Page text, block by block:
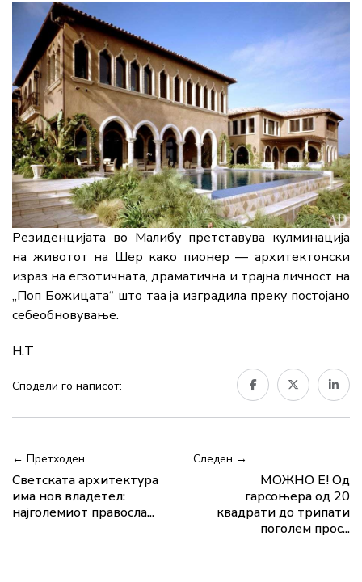
Резиденцијата во Малибу претставува кулминација
на животот на Шер како пионер — архитектонски
израз на егзотичната, драматична и трајна личност на
„Поп Божицата“ што таа ја изградила преку постојано
себеобновување.
Н.Т
Сподели го написот:
← Претходен
Светската архитектура
има нов владетел:
најголемиот правосла...
Следен →
МОЖНО Е! Од
гарсоњера од 20
квадрати до трипати
поголем прос...